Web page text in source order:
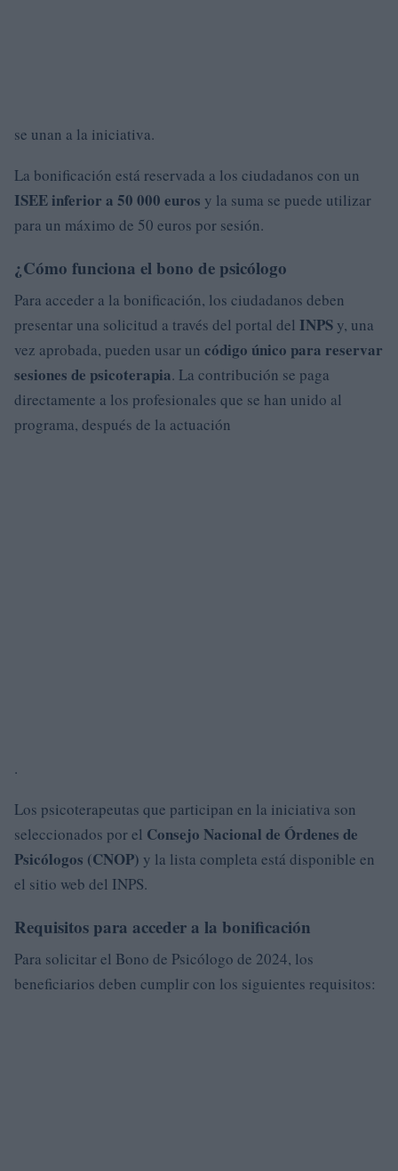
se unan a la iniciativa.
La bonificación está reservada a los ciudadanos con un
ISEE inferior a 50 000 euros y la suma se puede utilizar
para un máximo de 50 euros por sesión.
¿Cómo funciona el bono de psicólogo
Para acceder a la bonificación, los ciudadanos deben
presentar una solicitud a través del portal del INPS y, una
vez aprobada, pueden usar un código único para reservar
sesiones de psicoterapia. La contribución se paga
directamente a los profesionales que se han unido al
programa, después de la actuación
.
Los psicoterapeutas que participan en la iniciativa son
seleccionados por el Consejo Nacional de Órdenes de
Psicólogos (CNOP) y la lista completa está disponible en
el sitio web del INPS.
Requisitos para acceder a la bonificación
Para solicitar el Bono de Psicólogo de 2024, los
beneficiarios deben cumplir con los siguientes requisitos: